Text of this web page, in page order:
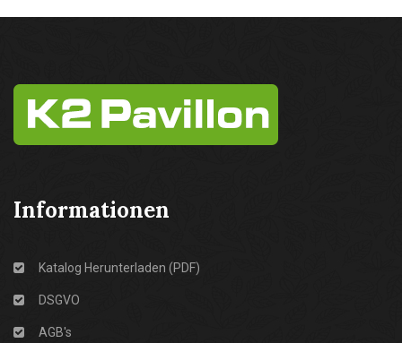
Informationen
Katalog Herunterladen (PDF)
DSGVO
AGB's